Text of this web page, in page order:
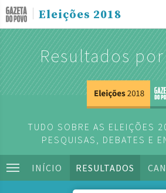
Eleições 2018
Resultados
TUDO SOBRE AS ELEIÇÕES
PESQUISAS, DEBATES E
INÍCIO RESULTADOS